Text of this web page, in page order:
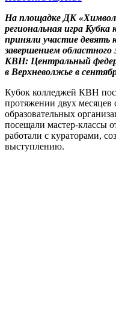
На площадке ДК
региональная игра
приняли участие
завершением
КВН: Центральный
в Верхневолжье в
Кубок колледжей КВН
протяжении двух
образовательных
посещали мастер-классы
работали с кураторами,
выступлению.